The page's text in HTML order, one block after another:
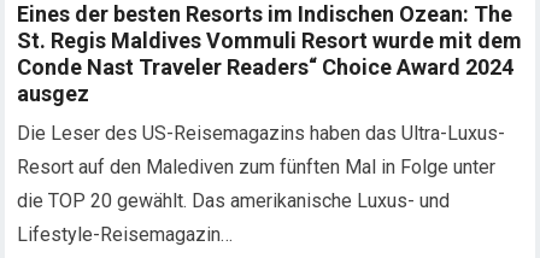
Eines der besten Resorts im Indischen Ozean: The
St. Regis Maldives Vommuli Resort wurde mit dem
Conde Nast Traveler Readers“ Choice Award 2024
ausgez
Die Leser des US-Reisemagazins haben das Ultra-Luxus-
Resort auf den Malediven zum fünften Mal in Folge unter
die TOP 20 gewählt. Das amerikanische Luxus- und
Lifestyle-Reisemagazin…